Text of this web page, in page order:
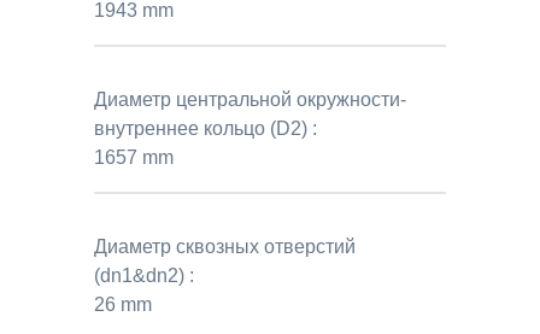
1943 mm
Диаметр центральной окружности-
внутреннее кольцо (D2) :
1657 mm
Диаметр сквозных отверстий
(dn1&dn2) :
26 mm